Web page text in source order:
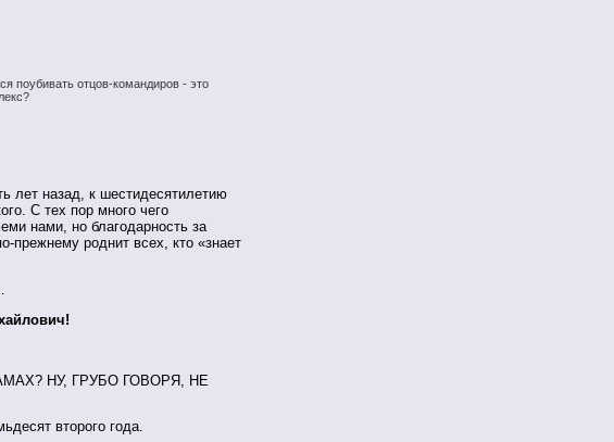
поубивать отцов-командиров - это
лет назад, к шестидесятилетию
С тех пор много чего
нами, но благодарность за
прежнему роднит всех, кто «знает
НУ, ГРУБО ГОВОРЯ, НЕ
второго года.